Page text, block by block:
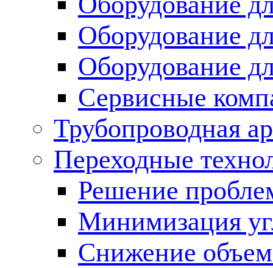
Оборудование
Оборудование
Сервисные
Трубопроводная
Переходные
Решение
Минимизация
Снижение